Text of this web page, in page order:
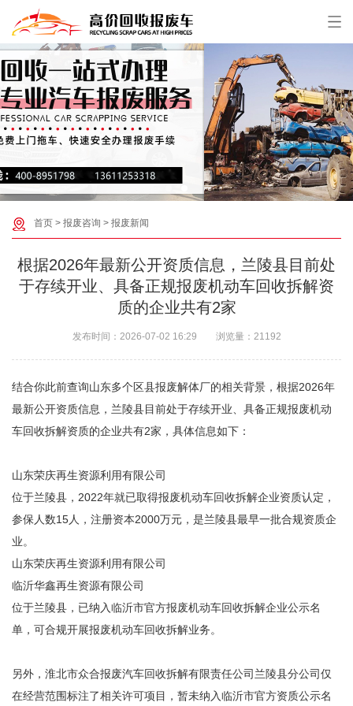
首页 > 报废咨询 > 报废新闻
根据2026年最新公开资质信息，兰陵县目前处
于存续开业、具备正规报废机动车回收拆解资
质的企业共有‌2家‌
发布时间： 2026-07-02 16:29 浏览量： 21192
结合你此前查询山东多个区县报废解体厂的相关背景，根据2026年
最新公开资质信息，兰陵县目前处于存续开业、具备正规报废机动
车回收拆解资质的企业共有‌2家‌，具体信息如下：
‌山东荣庆再生资源利用有限公司‌
位于兰陵县，2022年就已取得报废机动车回收拆解企业资质认定，
参保人数15人，注册资本2000万元，是兰陵县最早一批合规资质企
业。
山东荣庆再生资源利用有限公司
‌临沂华鑫再生资源有限公司‌
位于兰陵县，已纳入临沂市官方报废机动车回收拆解企业公示名
单，可合规开展报废机动车回收拆解业务。
另外，淮北市众合报废汽车回收拆解有限责任公司兰陵县分公司仅
在经营范围标注了相关许可项目，暂未纳入临沂市官方资质公示名